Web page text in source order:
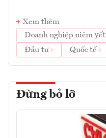
Xem thêm
Doanh nghiệp niêm yết
Đầu tư
Quốc tế
Đừng bỏ lỡ